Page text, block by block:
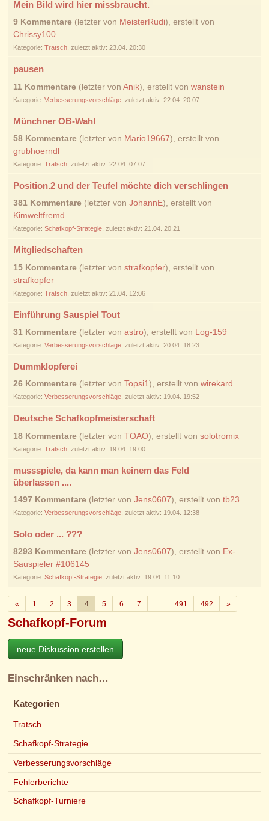
Mein Bild wird hier missbraucht.
9 Kommentare(letzter von MeisterRudi), erstellt von
Chrissy100
Kategorie: Tratsch, zuletzt aktiv: 23.04. 20:30
pausen
11 Kommentare(letzter von Anik), erstellt von wanstein
Kategorie: Verbesserungsvorschläge, zuletzt aktiv: 22.04. 20:07
Münchner OB-Wahl
58 Kommentare(letzter von Mario19667), erstellt von
grubhoerndl
Kategorie: Tratsch, zuletzt aktiv: 22.04. 07:07
Position.2 und der Teufel möchte dich verschlingen
381 Kommentare(letzter von JohannE), erstellt von
Kimweltfremd
Kategorie: Schafkopf-Strategie, zuletzt aktiv: 21.04. 20:21
Mitgliedschaften
15 Kommentare(letzter von strafkopfer), erstellt von
strafkopfer
Kategorie: Tratsch, zuletzt aktiv: 21.04. 12:06
Einführung Sauspiel Tout
31 Kommentare(letzter von astro), erstellt von Log-159
Kategorie: Verbesserungsvorschläge, zuletzt aktiv: 20.04. 18:23
Dummklopferei
26 Kommentare(letzter von Topsi1), erstellt von wirekard
Kategorie: Verbesserungsvorschläge, zuletzt aktiv: 19.04. 19:52
Deutsche Schafkopfmeisterschaft
18 Kommentare(letzter von TOAO), erstellt von solotromix
Kategorie: Tratsch, zuletzt aktiv: 19.04. 19:00
mussspiele, da kann man keinem das Feld
überlassen ....
1497 Kommentare(letzter von Jens0607), erstellt von tb23
Kategorie: Verbesserungsvorschläge, zuletzt aktiv: 19.04. 12:38
Solo oder ... ???
8293 Kommentare(letzter von Jens0607), erstellt von Ex-
Sauspieler #106145
Kategorie: Schafkopf-Strategie, zuletzt aktiv: 19.04. 11:10
«Zurück
1 2 3 4 5 6 7 491 492 »Weiter
Schafkopf-Forum
neue Diskussion erstellen
Einschränken nach…
Kategorien
Tratsch
Schafkopf-Strategie
Verbesserungsvorschläge
Fehlerberichte
Schafkopf-Turniere